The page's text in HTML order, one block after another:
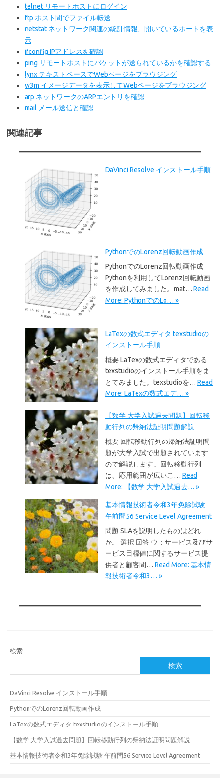
telnet リモートホストにログイン
ftp ホスト間でファイル転送
netstat ネットワーク関連の統計情報、開いているポートを表
示
ifconfig IPアドレスを確認
ping リモートホストにパケットが送られているかを確認する
lynx テキストベースでWebページをブラウジング
w3m イメージデータを表示してWebページをブラウジング
arp ネットワークのARPエントリを確認
mail メール送信と確認
関連記事
DaVinci Resolve インストール手順
PythonでのLorenz回転動画作成
PythonでのLorenz回転動画作成
Pythonを利用してLorenz回転動画
を作成してみました。mat… Read
More: PythonでのLo… »
LaTexの数式エディタ texstudioの
インストール手順
概要 LaTexの数式エディタである
texstudioのインストール手順をま
とてみました。texstudioを… Read
More: LaTexの数式エデ… »
【数学 大学入試過去問題】回転移
動行列の帰納法証明問題解説
概要 回転移動行列の帰納法証明問
題が大学入試で出題されています
ので解説します。回転移動行列
は、応用範囲が広いこ… Read
More: 【数学 大学入試過去… »
基本情報技術者令和3年免除試験
午前問56 Service Level Agreement
問題 SLAを説明したものはどれ
か。 選択 回答 ウ：サービス及びサ
ービス目標値に関するサービス提
供者と顧客間… Read More: 基本情
報技術者令和3… »
検索
検索
DaVinci Resolve インストール手順
PythonでのLorenz回転動画作成
LaTexの数式エディタ texstudioのインストール手順
【数学 大学入試過去問題】回転移動行列の帰納法証明問題解説
基本情報技術者令和3年免除試験 午前問56 Service Level Agreement